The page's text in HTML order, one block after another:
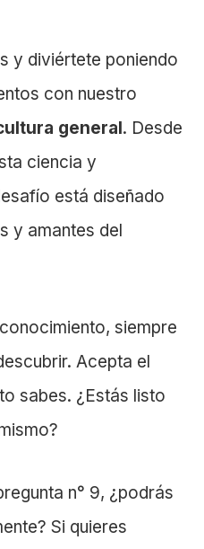
y diviértete poniendo
con nuestro
general. Desde
ciencia y
está diseñado
y amantes del
siempre
Acepta el
sabes. ¿Estás listo
n° 9, ¿podrás
Si quieres